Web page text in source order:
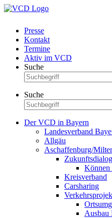
Presse
Kontakt
Termine
Aktiv im VCD
Suche
Suche
Der VCD in Bayern
Landesverband
Allgäu
Aschaffenburg/
Können
Kreisverband
Carsharing
Ausbau